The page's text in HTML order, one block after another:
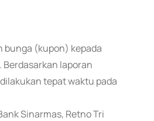
bunga (kupon) kepada
Berdasarkan laporan
tepat waktu pada
Sinarmas, Retno Tri